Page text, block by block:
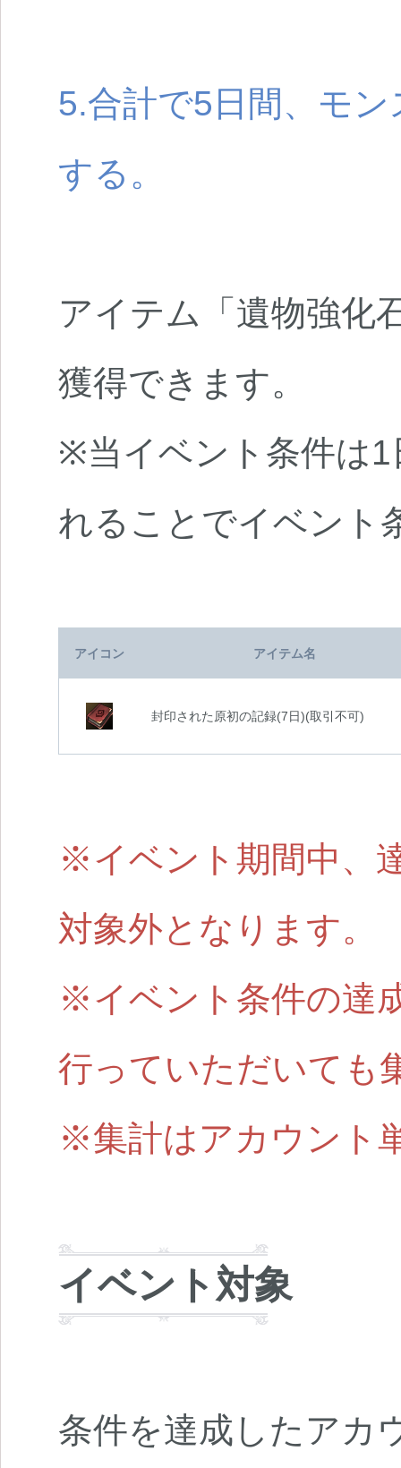
5.合計で5日間、モ
する。
アイテム「遺物強化
獲得できます。
※当イベント条件は1
れることでイベント
アイコン アイテム名
封印された原初の記録(7日)(取引不可)
※イベント期間中、
対象外となります。
※イベント条件の達
行っていただいても
※集計はアカウント
イベント対象
条件を達成したアカ